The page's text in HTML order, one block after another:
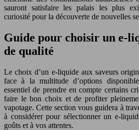
sauront satisfaire les palais les plus
curiosité pour la découverte de nouvelles
Guide pour choisir un e-
de qualité
Le choix d’un e-liquide aux saveurs
face à la multitude d’options
essentiel de prendre en compte certains
faire le bon choix et de profiter
vapotage. Cette section vous guidera à
à considérer pour sélectionner un e-
goûts et à vos attentes.